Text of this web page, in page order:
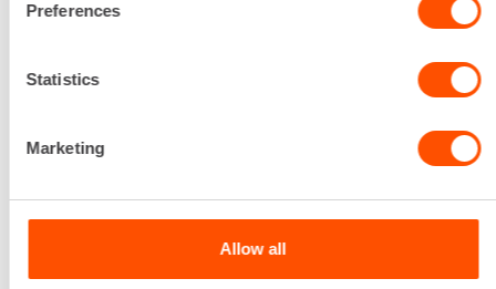
Preferences
Statistics
Marketing
Allow all
edetessä. Työmaan edetessä asiakkaan tarpeet